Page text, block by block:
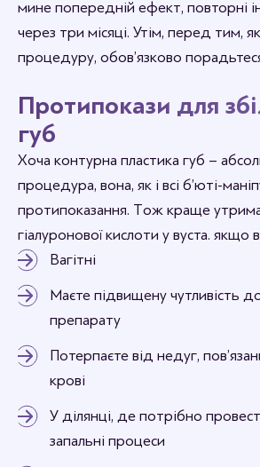
мине попередній ефект, повторні
через три місяці. Утім, перед тим,
процедуру, обов’язково
Протипокази для
губ
Хоча контурна пластика губ –
процедура, вона, як і всі б’юті-
протипоказання. Тож краще
гіалуронової кислоти у вуста. якщо
Вагітні
Маєте підвищену чутливість
препарату
Потерпаєте від недуг,
крові
У ділянці, де потрібно
запальні процеси